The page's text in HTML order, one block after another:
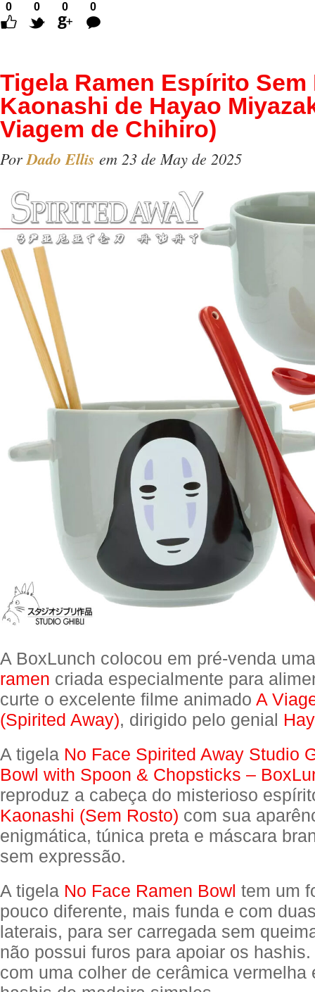
0 0 0
0
Comentários
Tigela Ramen Espírito Sem
Kaonashi de Hayao
Viagem de Chihiro)
PorDado Ellis em 23 de May de 2025
A BoxLunch colocou em pré-venda
ramen criada especialmente para
curte o excelente filme animado A
(Spirited Away), dirigido pelo genial
A tigela No Face Spirited Away Studio
Bowl with Spoon & Chopsticks –
reproduz a cabeça do misterioso
Kaonashi (Sem Rosto) com sua
enigmática, túnica preta e máscara
sem expressão.
A tigela No Face Ramen Bowl tem um
pouco diferente, mais funda e com
laterais, para ser carregada sem
não possui furos para apoiar os
com uma colher de cerâmica vermelha